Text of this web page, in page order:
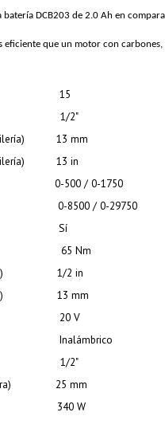
DCB203 de 2.0 Ah en
eficiente que un motor con
15
1/2"
13 mm
13 in
0-500 / 0-1750
0-8500 / 0-29750
Sí
65 Nm
1/2 in
13 mm
20 V
Inalámbrico
1/2"
25 mm
340 W